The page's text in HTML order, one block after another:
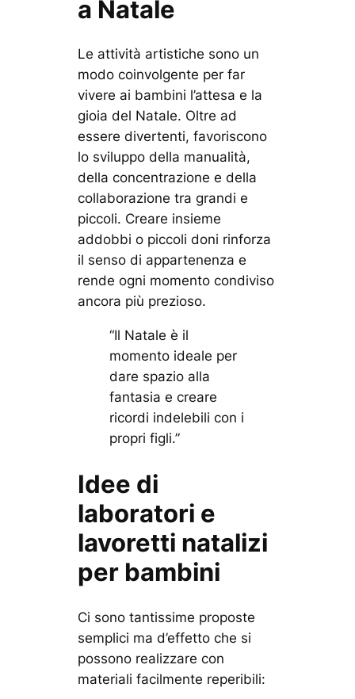
a Natale
Le attività artistiche sono un
modo coinvolgente per far
vivere ai bambini l’attesa e la
gioia del Natale. Oltre ad
essere divertenti, favoriscono
lo sviluppo della manualità,
della concentrazione e della
collaborazione tra grandi e
piccoli. Creare insieme
addobbi o piccoli doni rinforza
il senso di appartenenza e
rende ogni momento condiviso
ancora più prezioso.
“Il Natale è il
momento ideale per
dare spazio alla
fantasia e creare
ricordi indelebili con i
propri figli.”
Idee di
laboratori e
lavoretti natalizi
per bambini
Ci sono tantissime proposte
semplici ma d’effetto che si
possono realizzare con
materiali facilmente reperibili: